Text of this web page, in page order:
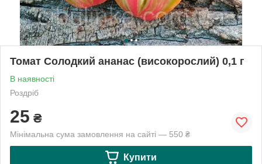
Томат Солодкий ананас (високорослий) 0,1 г
В наявності
Роздріб
25 ₴
Мінімальна сума замовлення на сайті — 550 ₴
Купити